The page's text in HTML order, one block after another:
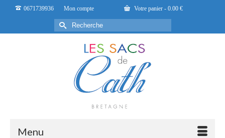
0671739936 Mon compte Votre panier - 0.00 €
Rechercher :
Menu